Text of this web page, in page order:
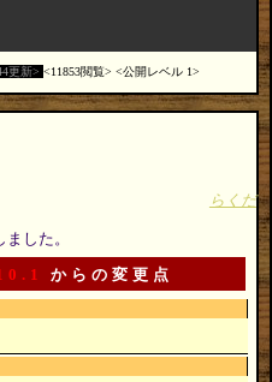
更新 11853閲覧 公開レベル 1
らくだ
した。
からの変更点